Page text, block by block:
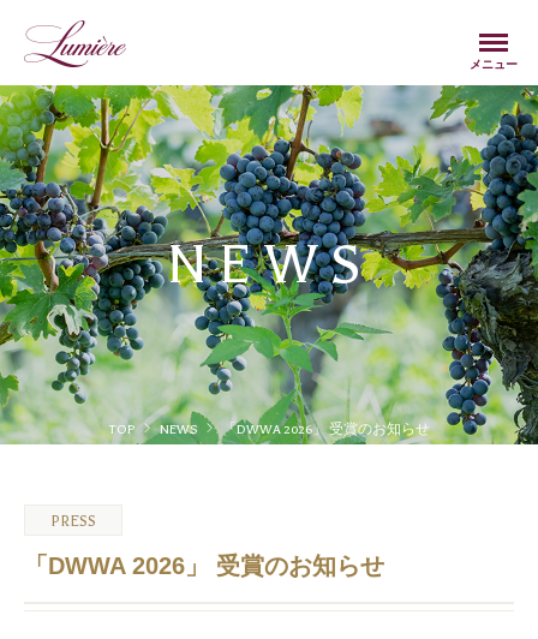
メニュー
NEWS
TOP NEWS 「DWWA 2026」 受賞のお知らせ
PRESS
「DWWA 2026」 受賞のお知らせ